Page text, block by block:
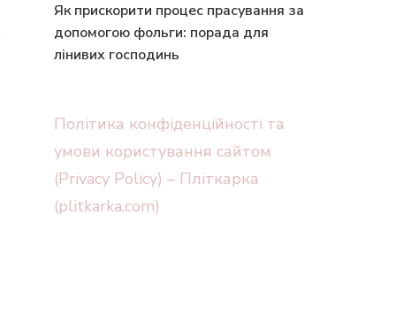
Як прискорити процес прасування за
допомогою фольги: порада для
лінивих господинь
Політика конфіденційності та
умови користування сайтом
(Privacy Policy) – Пліткарка
(plitkarka.com)